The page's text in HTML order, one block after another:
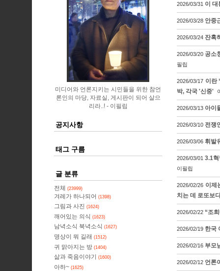
2026/03/31 이 대
2026/03/28 안중
2026/03/24 잔혹
2026/03/20 공소
필립
2026/03/17 이란
박, 각국 '신중'
2026/03/13 아이
2026/03/10 전쟁
2026/03/06 휘발
2026/03/01 3.1
이필립
2026/02/26 이제
치는 데 로또보
2026/02/22 “조
2026/02/19 한국
2026/02/16 부모
2026/02/12 언론
미디어와 언론지키는 시민들을 위한 참언
론인의 마당, 자료실, 게시판이 되어 살으
리라..!
이필립
공지사항
태그 구름
글 분류
전체 (23999)
겨레가 하나되어 (1398)
그림과 사진 (1624)
깨어있는 의식 (1623)
남녁소식 북녁소식 (1627)
명상이 뭐 길래 (1512)
귀 맑아지는 방 (1404)
삶과 죽음이야기 (1600)
아하~ (1625)